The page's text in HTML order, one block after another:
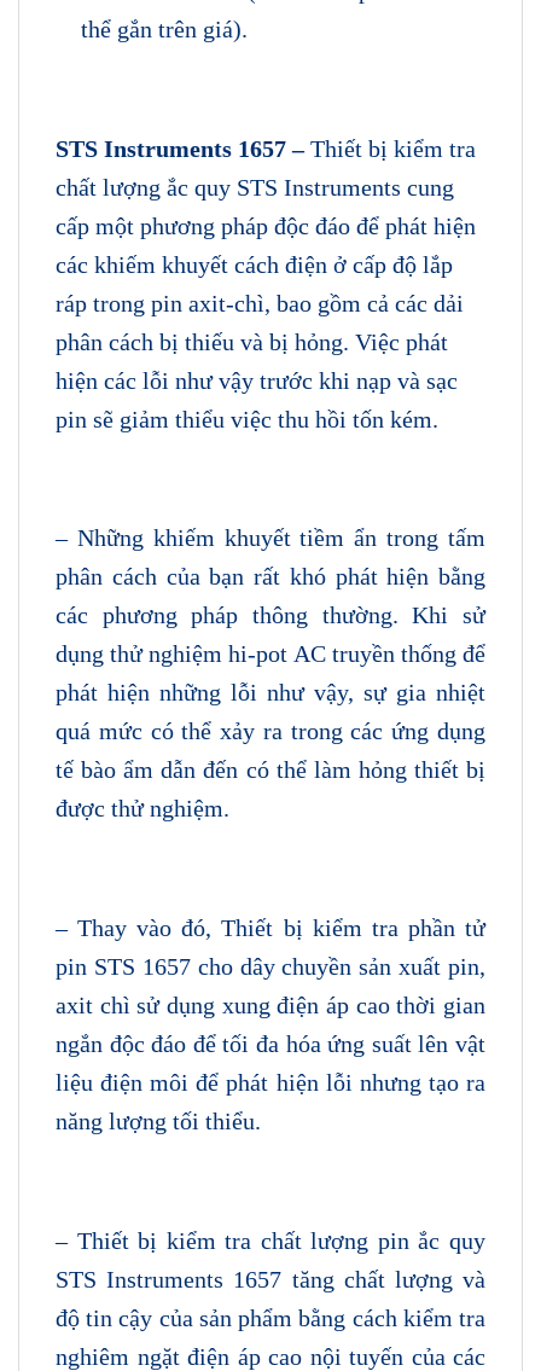
thể gắn trên giá).
STS Instruments 1657 –Thiết bị kiểm tra
chất lượng ắc quy STS Instruments cung
cấp một phương pháp độc đáo để phát hiện
các khiếm khuyết cách điện ở cấp độ lắp
ráp trong pin axit-chì, bao gồm cả các dải
phân cách bị thiếu và bị hỏng. Việc phát
hiện các lỗi như vậy trước khi nạp và sạc
pin sẽ giảm thiểu việc thu hồi tốn kém.
– Những khiếm khuyết tiềm ẩn trong tấm
phân cách của bạn rất khó phát hiện bằng
các phương pháp thông thường. Khi sử
dụng thử nghiệm hi-pot AC truyền thống để
phát hiện những lỗi như vậy, sự gia nhiệt
quá mức có thể xảy ra trong các ứng dụng
tế bào ẩm dẫn đến có thể làm hỏng thiết bị
được thử nghiệm.
– Thay vào đó, Thiết bị kiểm tra phần tử
pin STS 1657 cho dây chuyền sản xuất pin,
axit chì sử dụng xung điện áp cao thời gian
ngắn độc đáo để tối đa hóa ứng suất lên vật
liệu điện môi để phát hiện lỗi nhưng tạo ra
năng lượng tối thiểu.
– Thiết bị kiểm tra chất lượng pin ắc quy
STS Instruments 1657 tăng chất lượng và
độ tin cậy của sản phẩm bằng cách kiểm tra
nghiêm ngặt điện áp cao nội tuyến của các